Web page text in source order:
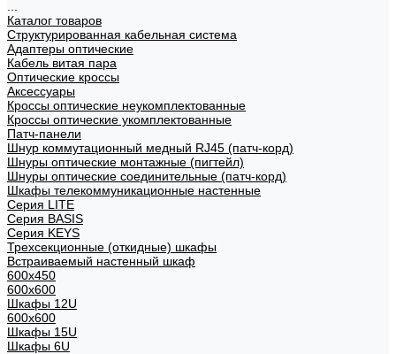
Каталог товаров
Структурированная кабельная система
Адаптеры оптические
Кабель витая пара
Оптические кроссы
Аксессуары
Кроссы оптические неукомплектованные
Кроссы оптические укомплектованные
Патч-панели
Шнур коммутационный медный RJ45 (патч-корд)
Шнуры оптические монтажные (пигтейл)
Шнуры оптические соединительные (патч-корд)
Шкафы телекоммуникационные настенные
Cерия LITE
Cерия BASIS
Cерия KEYS
Трехсекционные (откидные) шкафы
Встраиваемый настенный шкаф
600x450
600x600
Шкафы 12U
600x600
Шкафы 15U
Шкафы 6U